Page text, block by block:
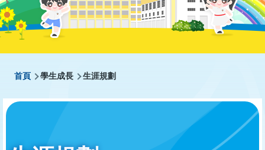
Main
navigation
導
航
連
首頁 學生成長 生涯規劃